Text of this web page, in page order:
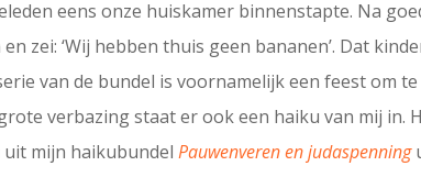
eens onze huiskamer binnenstapte. Na
‘Wij hebben thuis geen bananen’. Dat
van de bundel is voornamelijk een feest om
verbazing staat er ook een haiku van mij in.
uit mijn haikubundelPauwenveren en judaspenning